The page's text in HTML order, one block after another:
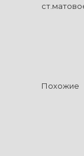
Похожие